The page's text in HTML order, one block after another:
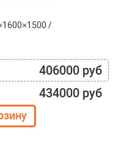
/
406000 руб
434000 руб